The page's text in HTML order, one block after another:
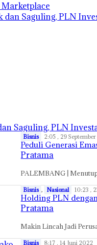
Saguling, PLN
Bisnis 2:05 , 29
Peduli Generasi
Pratama
PALEMBANG |
Bisnis , Nasional 10:23 ,
Holding PLN
Pratama
Makin Lincah Jadi
Bisnis 8:17 , 14 Juni 2022